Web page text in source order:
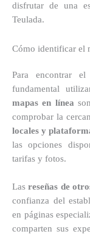
disfrutar de una
Teulada.
Cómo identificar el
Para encontrar el
fundamental
mapas en línea
comprobar la
locales y
las opciones
tarifas y fotos.
Lasreseñas de
confianza del
en páginas
comparten sus